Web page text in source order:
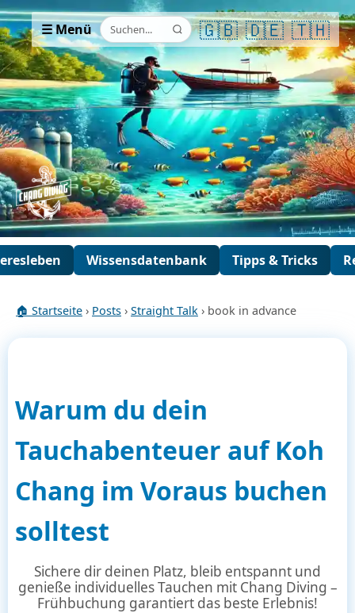
☰ Menü 🇬🇧 🇩🇪 🇹🇭
Wissensdatenbank Tipps & Tricks
🏠 Startseite › Posts › Straight Talk › book in advance
Warum du dein
Tauchabenteuer auf Koh
Chang im Voraus buchen
solltest
Sichere dir deinen Platz, bleib entspannt und
genieße individuelles Tauchen mit Chang Diving –
Frühbuchung garantiert das beste Erlebnis!